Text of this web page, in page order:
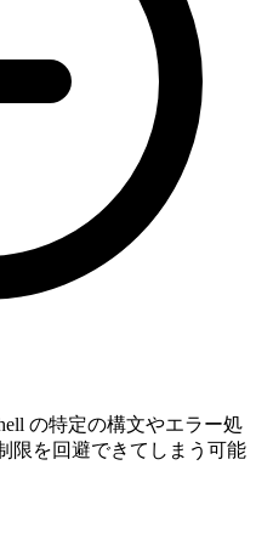
の特定の構文やエラー処
限を回避できてしまう可能